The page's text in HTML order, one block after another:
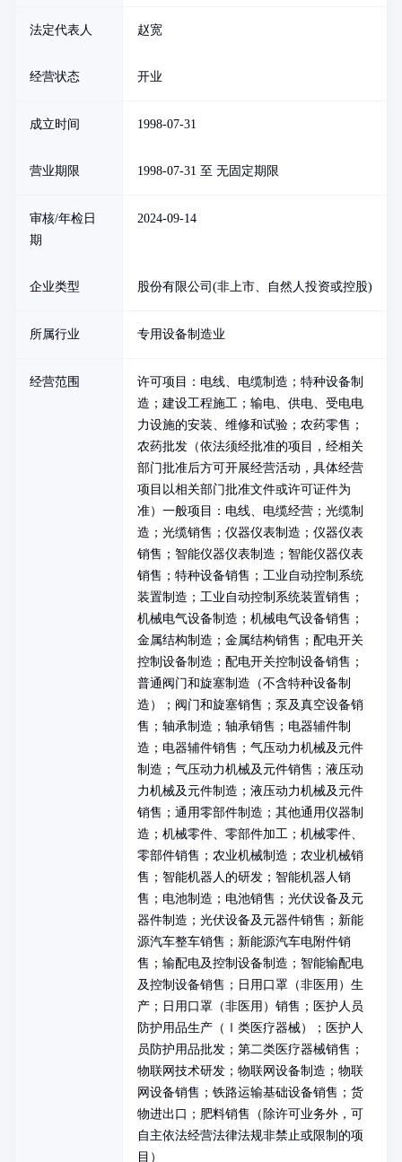
法定代表人 赵宽
经营状态 开业
成立时间 1998-07-31
营业期限 1998-07-31 至 无固定期限
审核/年检日
期
2024-09-14
企业类型 股份有限公司(非上市、自然人投资或控股)
所属行业 专用设备制造业
经营范围
许可项目：电线、电缆制造；特种设备制
造；建设工程施工；输电、供电、受电电
力设施的安装、维修和试验；农药零售；
农药批发（依法须经批准的项目，经相关
部门批准后方可开展经营活动，具体经营
项目以相关部门批准文件或许可证件为
准）一般项目：电线、电缆经营；光缆制
造；光缆销售；仪器仪表制造；仪器仪表
销售；智能仪器仪表制造；智能仪器仪表
销售；特种设备销售；工业自动控制系统
装置制造；工业自动控制系统装置销售；
机械电气设备制造；机械电气设备销售；
金属结构制造；金属结构销售；配电开关
控制设备制造；配电开关控制设备销售；
普通阀门和旋塞制造（不含特种设备制
造）；阀门和旋塞销售；泵及真空设备销
售；轴承制造；轴承销售；电器辅件制
造；电器辅件销售；气压动力机械及元件
制造；气压动力机械及元件销售；液压动
力机械及元件制造；液压动力机械及元件
销售；通用零部件制造；其他通用仪器制
造；机械零件、零部件加工；机械零件、
零部件销售；农业机械制造；农业机械销
售；智能机器人的研发；智能机器人销
售；电池制造；电池销售；光伏设备及元
器件制造；光伏设备及元器件销售；新能
源汽车整车销售；新能源汽车电附件销
售；输配电及控制设备制造；智能输配电
及控制设备销售；日用口罩（非医用）生
产；日用口罩（非医用）销售；医护人员
防护用品生产（Ⅰ类医疗器械）；医护人
员防护用品批发；第二类医疗器械销售；
物联网技术研发；物联网设备制造；物联
网设备销售；铁路运输基础设备销售；货
物进出口；肥料销售（除许可业务外，可
自主依法经营法律法规非禁止或限制的项
目）